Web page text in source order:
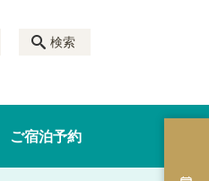
ご宿泊予約
検索